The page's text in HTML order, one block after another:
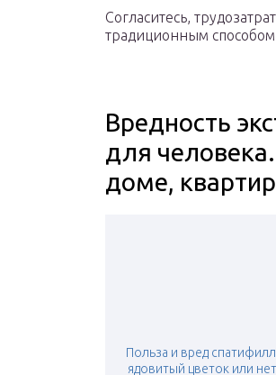
Согласитесь,
традиционным
Вредность
для
доме,
Польза и вред
ядовитый цветок или